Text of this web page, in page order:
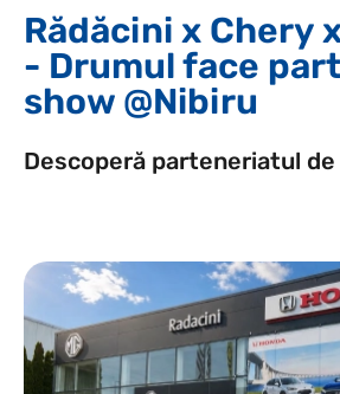
Rădăcini x Chery
- Drumul face
show @Nibiru
Descoperă parteneriatul